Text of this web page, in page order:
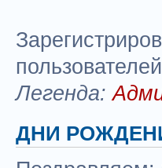
пользователей
Легенда:
ДНИ